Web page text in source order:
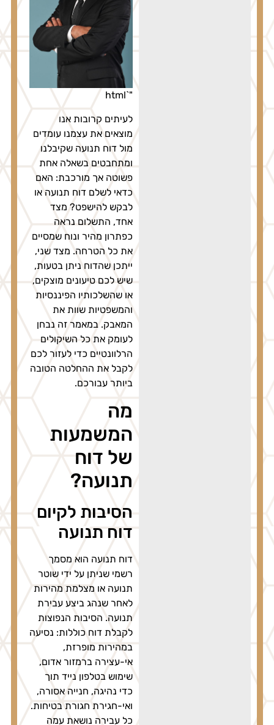
"`html
לעיתים קרובות אנו
מוצאים את עצמנו עומדים
מול דוח תנועה שקיבלנו
ומתחבטים בשאלה אחת
פשוטה אך מורכבת: האם
כדאי לשלם דוח תנועה או
לבקש להישפט? מצד
אחד, התשלום נראה
כפתרון מהיר ונוח שמסיים
את כל הטרחה. מצד שני,
ייתכן שהדוח ניתן בטעות,
שיש לכם טיעונים מוצקים,
או שהשלכותיו הפיננסיות
והמשפטיות שוות את
המאבק. במאמר זה נבחן
לעומק את כל השיקולים
הרלוונטיים כדי לעזור לכם
לקבל את ההחלטה הטובה
ביותר עבורכם.
מה
המשמעות
של דוח
תנועה?
הסיבות לקיום
דוח תנועה
דוח תנועה הוא מסמך
רשמי שניתן על ידי שוטר
תנועה או מצלמת מהירות
לאחר שנהג ביצע עבירת
תנועה. הסיבות הנפוצות
לקבלת דוח כוללות: נסיעה
במהירות מופרזת,
אי-עצירה ברמזור אדום,
שימוש בטלפון נייד תוך
כדי נהיגה, חנייה אסורה,
ואי-חגירת חגורת בטיחות.
כל עבירה נושאת עמה